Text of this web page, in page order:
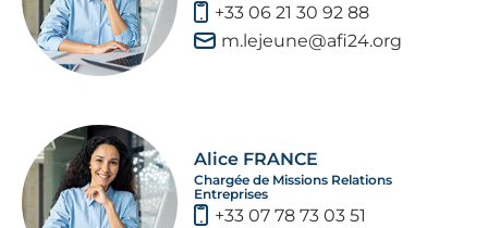
+33 06 21 30 92 88
m.lejeune@afi24.org
Alice FRANCE
Chargée de Missions Relations
Entreprises
+33 07 78 73 03 51